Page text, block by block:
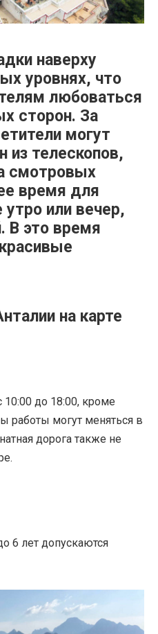
наверху
уровнях, что
любоваться
сторон. За
могут
из телескопов,
смотровых
время для
или вечер,
В это время
на карте
10:00 до 18:00, кроме
работы могут меняться в
дорога также не
6 лет допускаются